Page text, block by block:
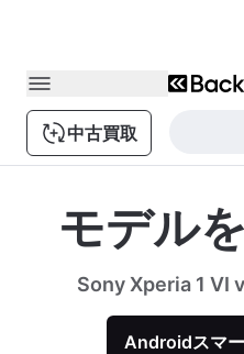
中古買取
モデル
Sony Xperia 1 VI
Androidスマ